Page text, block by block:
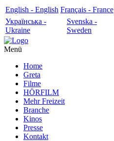
English - English Français - France
Українська -
Ukraine
Svenska -
Sweden
Menü
Home
Greta
Filme
HÖRFILM
Mehr Freizeit
Branche
Kinos
Presse
Kontakt